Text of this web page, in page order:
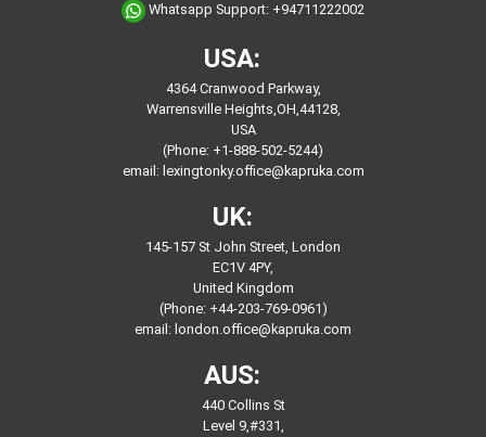
Whatsapp Support: +94711222002
USA:
4364 Cranwood Parkway,
Warrensville Heights,OH,44128,
USA
(Phone: +1-888-502-5244)
email: lexingtonky.office@kapruka.com
UK:
145-157 St John Street, London
EC1V 4PY,
United Kingdom
(Phone: +44-203-769-0961)
email: london.office@kapruka.com
AUS:
440 Collins St
Level 9,#331,